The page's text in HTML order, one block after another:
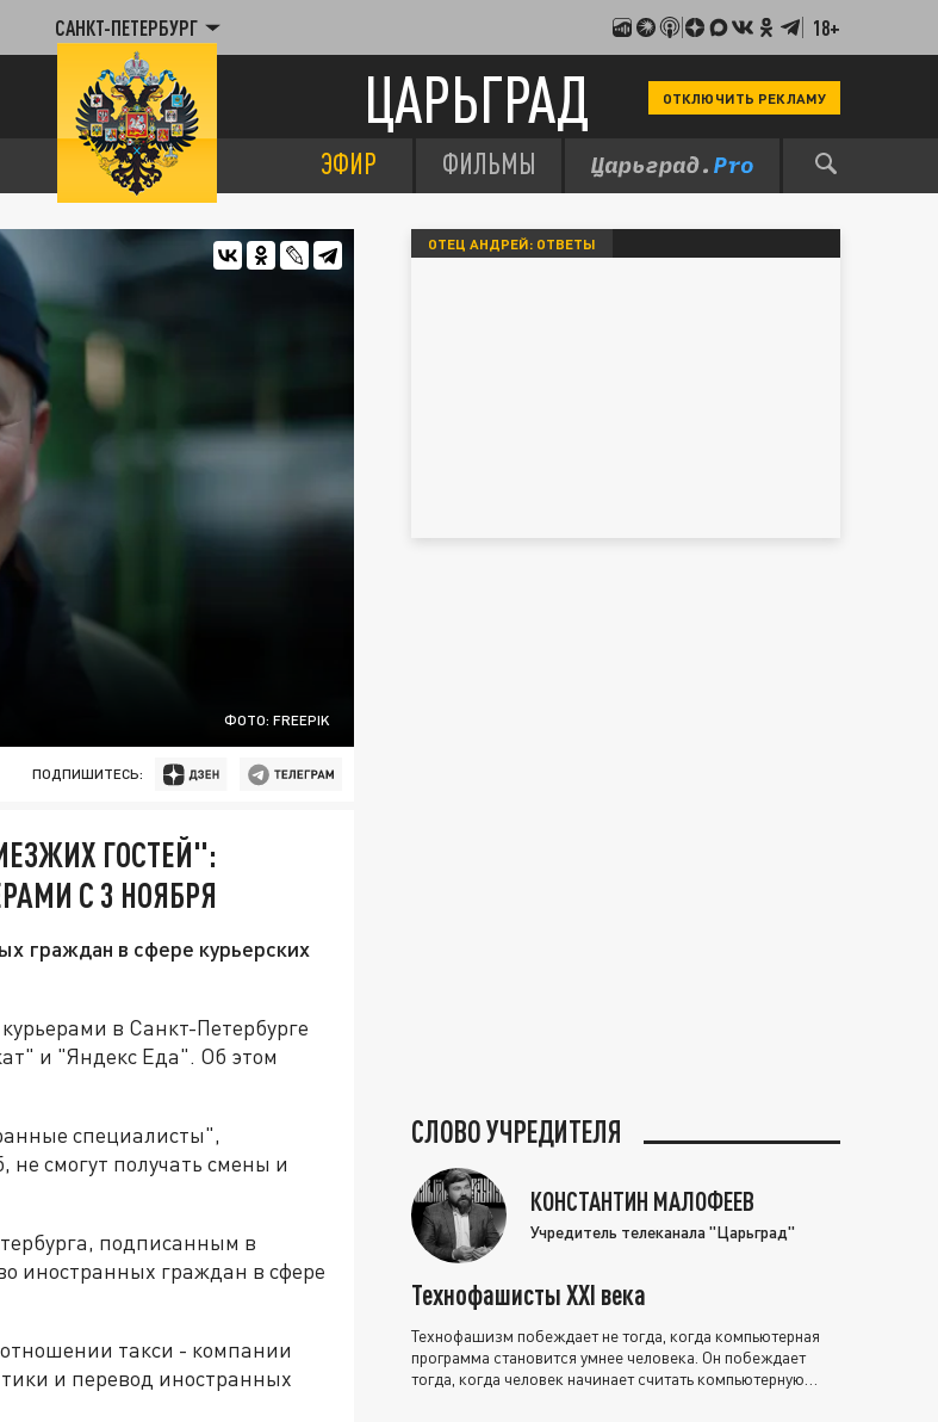
САНКТ-ПЕТЕРБУРГ 18+
ЦАРЬГРАД ОТКЛЮЧИТЬ РЕКЛАМУ
ЭФИР ФИЛЬМЫ
ФОТО: FREEPIK
ПОДПИШИТЕСЬ:
ГОСТЕЙ":
С 3 НОЯБРЯ
граждан в сфере курьерских
в Санкт-Петербурге
и "Яндекс Еда". Об этом
специалисты",
не смогут получать смены и
подписанным в
иностранных граждан в сфере
такси - компании
и перевод иностранных
ОТЕЦ АНДРЕЙ: ОТВЕТЫ
СЛОВО УЧРЕДИТЕЛЯ
КОНСТАНТИН МАЛОФЕЕВ
Учредитель телеканала "Царьград"
Технофашисты XXI века
Технофашизм побеждает не тогда, когда компьютерная
программа становится умнее человека. Он побеждает
тогда, когда человек начинает считать компьютерную